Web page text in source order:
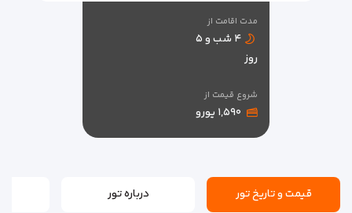
مدت اقامت از
۴ شب و ۵
روز
شروع قیمت از
۱,۵۹۰ یورو
قیمت و تاریخ تور درباره تور